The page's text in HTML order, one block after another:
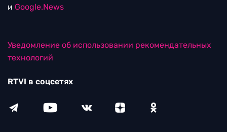
и Google.News
Уведомление об использовании рекомендательных
технологий
RTVI в соцсетях